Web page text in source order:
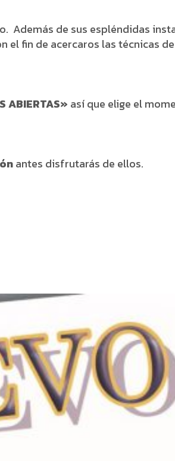
Además de sus espléndidas
el fin de acercaros las técnicas
ABIERTAS» así que elige el
antes disfrutarás de ellos.